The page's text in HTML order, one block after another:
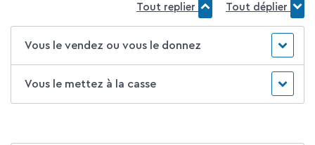
Tout replier Tout déplier
Vous le vendez ou vous le donnez
Vous le mettez à la casse